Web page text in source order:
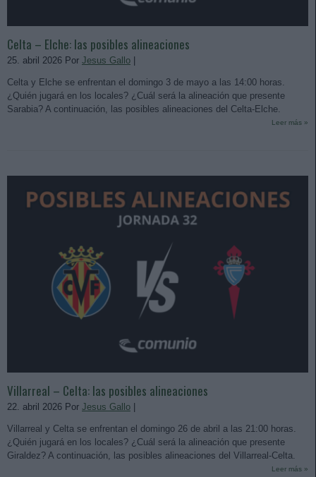
Celta – Elche: las posibles alineaciones
25. abril 2026 Por Jesus Gallo
Celta y Elche se enfrentan el domingo 3 de mayo a las 14:00 horas.
¿Quién jugará en los locales? ¿Cuál será la alineación que presente
Sarabia? A continuación, las posibles alineaciones del Celta-Elche.
Leer más »
Villarreal – Celta: las posibles alineaciones
22. abril 2026 Por Jesus Gallo
Villarreal y Celta se enfrentan el domingo 26 de abril a las 21:00 horas.
¿Quién jugará en los locales? ¿Cuál será la alineación que presente
Giraldez? A continuación, las posibles alineaciones del Villarreal-Celta.
Leer más »